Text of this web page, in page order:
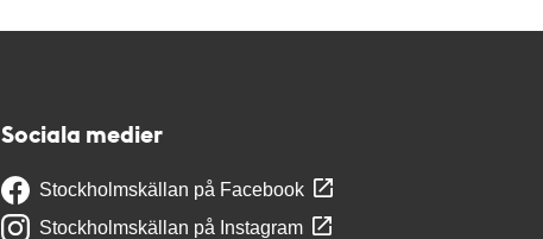
Sociala medier
Stockholmskällan på Facebook
Stockholmskällan på Instagram